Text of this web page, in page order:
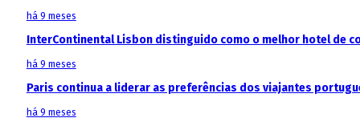
há 9 meses
InterContinental Lisbon distinguido como o melhor hotel de
há 9 meses
Paris continua a liderar as preferências dos viajantes
há 9 meses